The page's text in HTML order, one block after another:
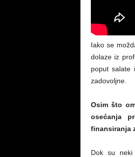
Iako se
dolaze iz
poput
zadovoljne.
Osim što
osećanja
finansiranja
Dok su neki